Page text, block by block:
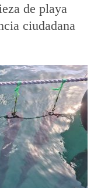
de playa
ciudadana